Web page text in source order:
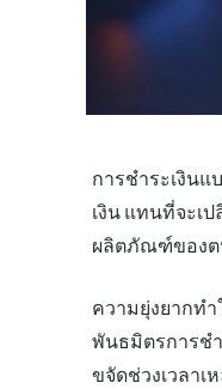
การชำระเงิน
เงิน แทนที่จะเ
ผลิตภัณฑ์ของต
ความยุ่งยากท
พันธมิตรการชำ
ขจัดช่วงเวลาเ